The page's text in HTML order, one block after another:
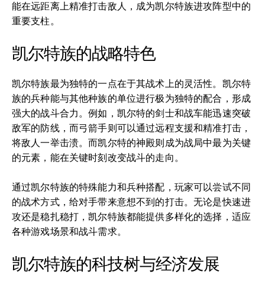
能在远距离上精准打击敌人，成为凯尔特族进攻阵型中的
重要支柱。
凯尔特族的战略特色
凯尔特族最为独特的一点在于其战术上的灵活性。凯尔特
族的兵种能与其他种族的单位进行极为独特的配合，形成
强大的战斗合力。例如，凯尔特的剑士和战车能迅速突破
敌军的防线，而弓箭手则可以通过远程支援和精准打击，
将敌人一举击溃。而凯尔特的神殿则成为战局中最为关键
的元素，能在关键时刻改变战斗的走向。
通过凯尔特族的特殊能力和兵种搭配，玩家可以尝试不同
的战术方式，给对手带来意想不到的打击。无论是快速进
攻还是稳扎稳打，凯尔特族都能提供多样化的选择，适应
各种游戏场景和战斗需求。
凯尔特族的科技树与经济发展